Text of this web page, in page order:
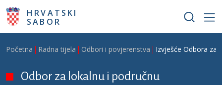
Skoči na glavni sadržaj
HRVATSKI
SABOR
Breadcrumb
Početna Radna tijela Odbori i povjerenstva Izvješće Odbora za
Odbor za lokalnu i područnu